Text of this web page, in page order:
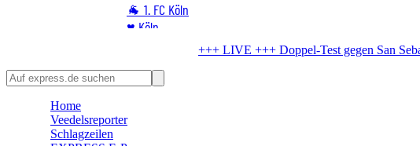
🐐 1. FC Köln
♥️ Köln
🏆 Sport
🛒 Shoppingwelt
Maina und ein Youngster: FC gewinnt auch zweites
Home
Veedelsreporter
Schlagzeilen